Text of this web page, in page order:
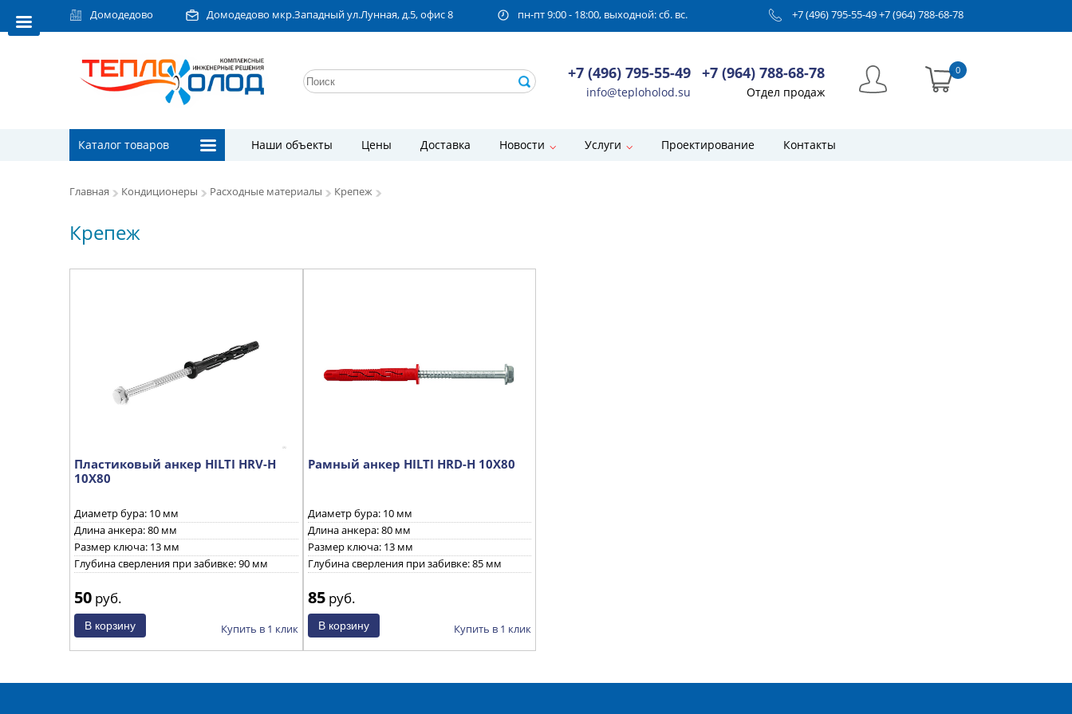
Домодедово Домодедово мкр.Западный ул.Лунная, д.5, офис 8 пн-пт 9:00 - 18:00, выходной: сб. вс. +7 (496) 795-55-49+7 (964) 788-68-78
+7 (496) 795-55-49
info@teploholod.su
+7 (964) 788-68-78
Отдел продаж
0
Каталог товаров Наши объекты Цены Доставка Новости Услуги Проектирование Контакты
Главная Кондиционеры Расходные материалы Крепеж
Крепеж
Пластиковый анкер HILTI HRV-H
10X80
Диаметр бура: 10 мм
Длина анкера: 80 мм
Размер ключа: 13 мм
Глубина сверления при забивке: 90 мм
50 руб.
Купить в 1 клик
Рамный анкер HILTI HRD-H 10X80
Диаметр бура: 10 мм
Длина анкера: 80 мм
Размер ключа: 13 мм
Глубина сверления при забивке: 85 мм
85руб.
Купить в 1 клик